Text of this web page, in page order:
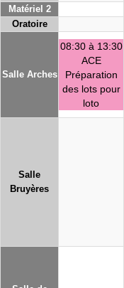
Matériel 2
Oratoire
Salle Arches
08:30 à 13:30
ACE
Préparation
des lots pour
loto
Salle
Bruyères